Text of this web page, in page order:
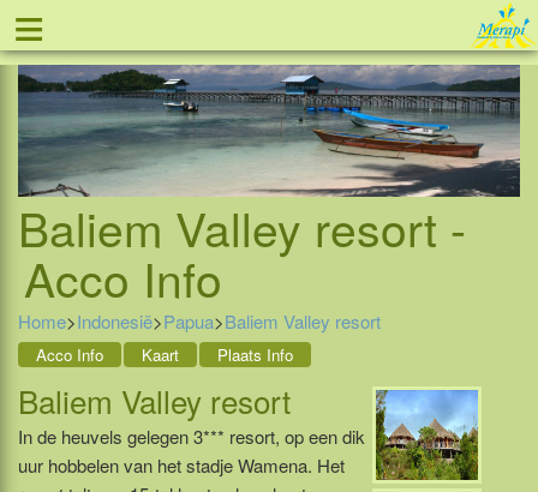
≡ Tel: 088 - 81 11 999
Baliem Valley resort -
Acco Info
Home>Indonesië>Papua>Baliem Valley resort
Acco Info Kaart Plaats Info
Baliem Valley resort
In de heuvels gelegen 3*** resort, op een dik
uur hobbelen van het stadje Wamena. Het